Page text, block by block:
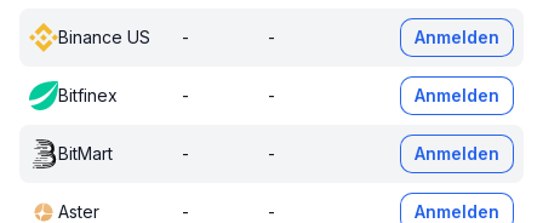
Binance US - - Anmelden
Bitfinex - - Anmelden
BitMart - - Anmelden
Aster - - Anmelden